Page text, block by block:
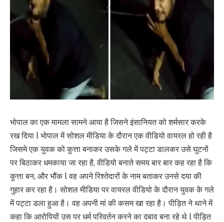
भोपाल का एक मामला सामने आया है जिसने इंसानियत को शर्मसार करके
रख दिया l भोपाल में सोशल मीडिया के दौरान एक वीडियो वायरल हो रही है
जिसमे एक युवक को कुत्ता बनाकर उसके गले में पट्टा डालकर उसे घुटनों
पर बिठाकर धमकाया जा रहा है, वीडियो बनाते समय बार बार कह रहा है कि
कुत्ता बन, और भौंक l वह अपने रिश्तेदारों के नाम बताकर उनसे दया की
गुहार कर रहा है। सोशल मीडिया पर वायरल वीडियो के दौरान युवक के गले
में पट्टा डला हुआ है। वह अपनी मां की कसम खा रहा है। पीड़‍ित ने थाने में
कहा कि आरोपियों उस पर धर्म परिवर्तन करने का दबाव बना रहे थे l पीड़‍ित